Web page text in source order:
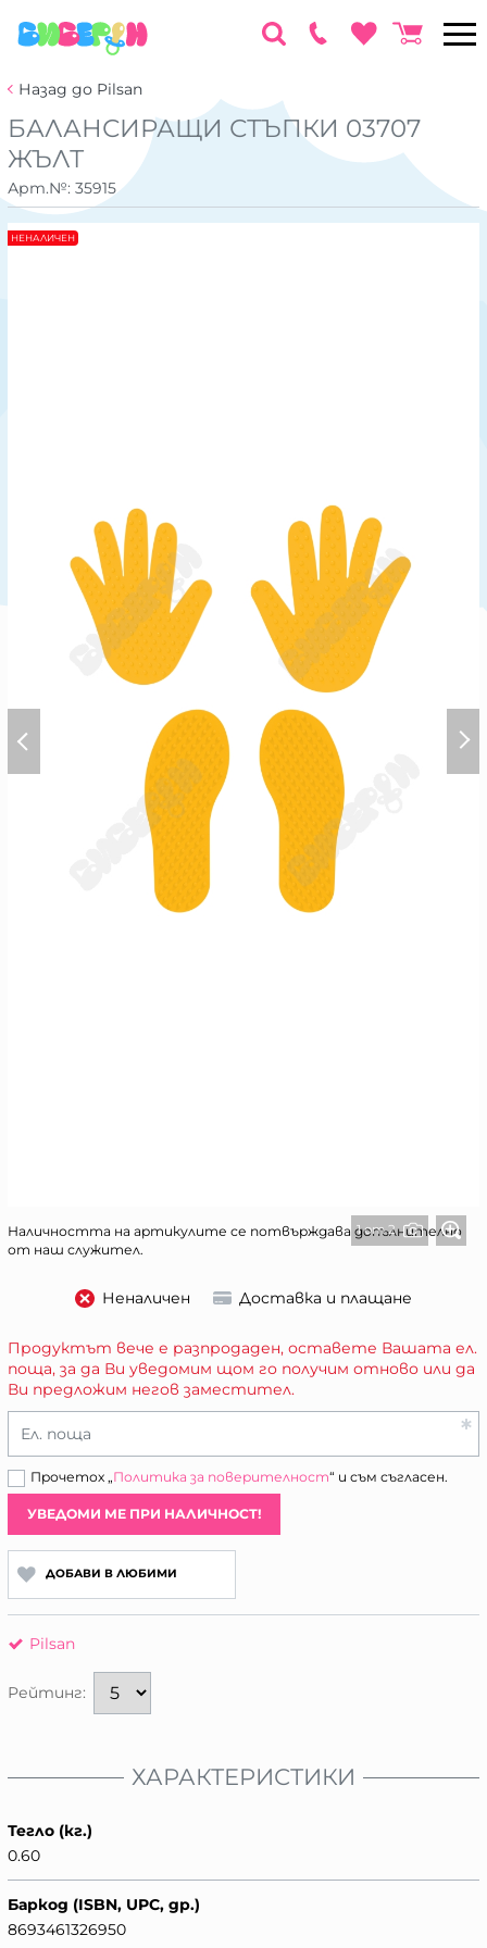
Назад до Pilsan
БАЛАНСИРАЩИ СТЪПКИ 03707
ЖЪЛТ
Арт.№: 35915
1 от 2
Наличността на артикулите се потвърждава допълнително
от наш служител.
НЕНАЛИЧЕН
Неналичен Доставка и плащане
Продуктът вече е разпродаден, оставете Вашата ел.
поща, за да Ви уведомим щом го получим отново или да
Ви предложим негов заместител.
Ел. поща
Прочетох „Политика за поверителност“ и съм съгласен.
УВЕДОМИ МЕ ПРИ НАЛИЧНОСТ!
ДОБАВИ В ЛЮБИМИ
Pilsan
Рейтинг:
ХАРАКТЕРИСТИКИ
Тегло (кг.)
0.60
Баркод (ISBN, UPC, др.)
8693461326950